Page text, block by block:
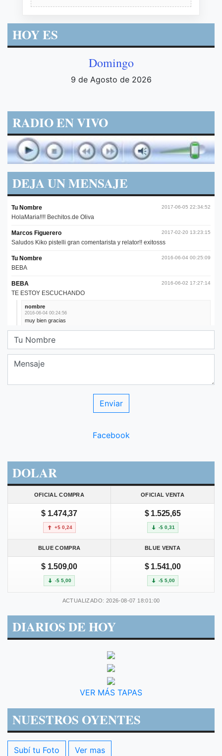
HOY ES
Domingo
9 de Agosto de 2026
RADIO EN VIVO
DEJA UN MENSAJE
Facebook
DOLAR
OFICIAL COMPRA OFICIAL VENTA
$ 1.474,37
+$ 0,24
$ 1.525,65
-$ 0,31
BLUE COMPRA BLUE VENTA
$ 1.509,00
-$ 5,00
$ 1.541,00
-$ 5,00
ACTUALIZADO: 2026-08-07 18:01:00
DIARIOS DE HOY
VER MÁS TAPAS
NUESTROS OYENTES
Subí tu Foto Ver mas